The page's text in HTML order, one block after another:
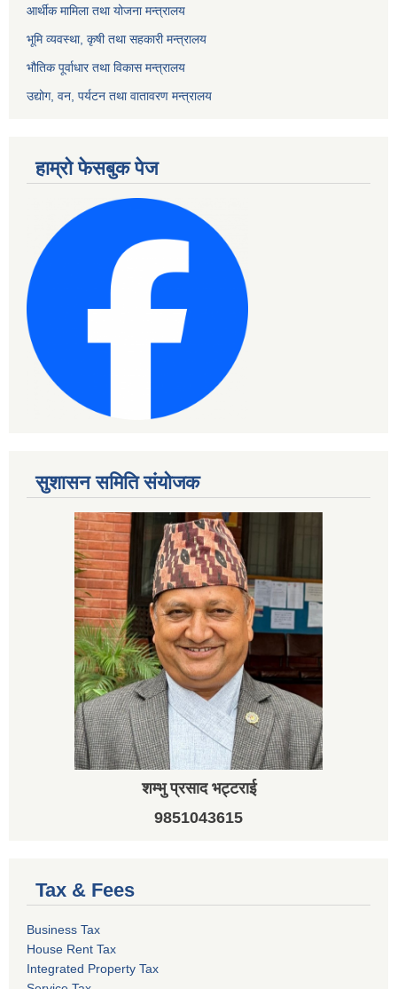
आर्थीक मामिला तथा योजना मन्त्रालय
भूमि व्यवस्था, कृषी तथा सहकारी मन्त्रालय
भौतिक पूर्वाधार तथा विकास मन्त्रालय
उद्योग, वन, पर्यटन तथा वातावरण मन्त्रालय
हाम्रो फेसबुक पेज
सुशासन समिति संयोजक
शम्भु प्रसाद भट्टराई
9851043615
Tax & Fees
Business Tax
House Rent Tax
Integrated Property Tax